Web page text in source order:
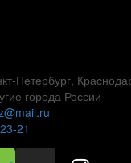
Петербург,
города России
21